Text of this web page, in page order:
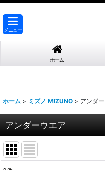
メニュー
ホーム
ホーム > ミズノ MIZUNO > アンダ
アンダーウエア